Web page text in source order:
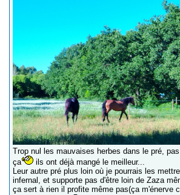
Trop nul les mauvaises herbes dans le pré,
ça
ils ont déjà mangé le meilleur...
Leur autre pré plus loin où je pourrais les
infernal, et supporte pas d'être loin de Zaza
ça sert à rien il profite même pas(ça m'énerve